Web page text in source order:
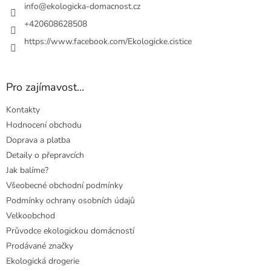
info@ekologicka-domacnost.cz
+420608628508
https://www.facebook.com/Ekologicke.cistice
Pro zajímavost...
Kontakty
Hodnocení obchodu
Doprava a platba
Detaily o přepravcích
Jak balíme?
Všeobecné obchodní podmínky
Podmínky ochrany osobních údajů
Velkoobchod
Průvodce ekologickou domácností
Prodávané značky
Ekologická drogerie